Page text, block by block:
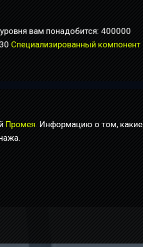
вам понадобится: 400000
Специализированный компонент
Промея. Информацию о том, какие